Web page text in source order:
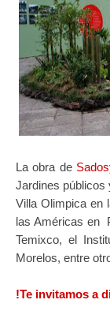
La obra de
Jardines públicos
Villa Olimpica en
las Américas en
Temixco, el
Morelos, entre
!Te invitamos a